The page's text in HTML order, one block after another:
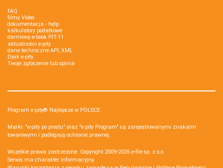
FAQ
filmy Video
dokumentacja - help
kalkulatory podatkowe
darmowy e-book PIT-11
aktualności e-pity
dane techniczne API, XML
Dysk e-pity
Twoje zgłoszenie lub opinia
Program e-pity® Najlepsze w POLSCE.
Marki: "e-pity po prostu" oraz "e-pity Program" są zarejestrowanymi znakami
towarowymi i podlegają ochronie prawnej.
Wszelkie prawa zastrzeżone. Copyright 2009-2026 e-file sp. z o.o.
Serwis ma charakter informacyjny.